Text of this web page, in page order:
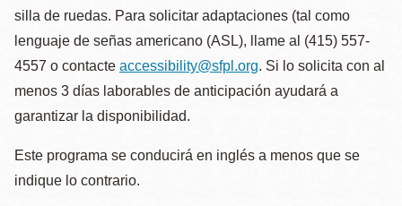
silla de ruedas. Para solicitar adaptaciones (tal como
lenguaje de señas americano (ASL), llame al (415) 557-
4557 o contacte accessibility@sfpl.org. Si lo solicita con al
menos 3 días laborables de anticipación ayudará a
garantizar la disponibilidad.
Este programa se conducirá en inglés a menos que se
indique lo contrario.